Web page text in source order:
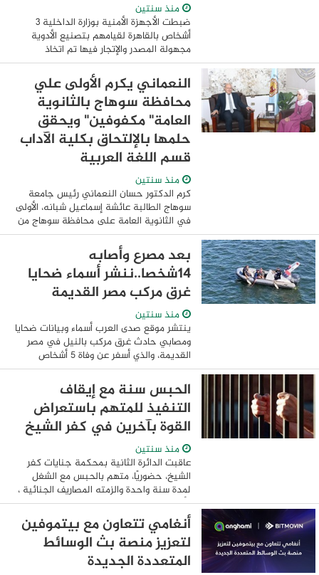
منذ سنتين
ضبطت الأجهزة الأمنية بوزارة الداخلية 3
أشخاص بالقاهرة لقيامهم بتصنيع الأدوية
مجهولة المصدر والإتجار فيها تم اتخاذ
الإجراءات القانونية اللازمة وتولت النيابة
التحقيق ورد بلاغاً لقسم شرطة ...
النعماني يكرم الأولى علي
محافظة سوهاج بالثانوية
العامة" مكفوفين" ويحقق
حلمها بالإلتحاق بكلية الآداب
قسم اللغة العربية
منذ سنتين
كرم الدكتور حسان النعماني رئيس جامعة
سوهاج الطالبة عائشة إسماعيل شبانه، الأولى
في الثانوية العامة على محافظة سوهاج من
طلاب مدرسة النور للمكفوفين الشعبة
الأدبية بمجموع 92%، بحضور الدكتور عماد
الصوينع ...
بعد مصرع وأصابه
14شخصا..ننشر أسماء ضحايا
غرق مركب مصر القديمة
منذ سنتين
ينتشر موقع صدى العرب أسماء وبيانات ضحايا
ومصابي حادث غرق مركب بالنيل في مصر
القديمة، والذي أسفر عن وفاة 5 أشخاص
وإصابة 9 آخرين، وتم نقلهم إلى المستشفى
لتلقي الرعاية الصحية اللازمة وأوضحت ...
الحبس سنة مع إيقاف
التنفيذ للمتهم باستعراض
القوة بآخرين في كفر الشيخ
منذ سنتين
عاقبت الدائرة الثانية بمحكمة جنايات كفر
الشيخ، حضوريًا، متهم بالحبس مع الشغل
لمدة سنة واحدة والزمته المصاريف الجنائية ،
وأمرت بإيقاف تنفيذ العقوبه المقضي بها
لمدة ثلاث سنوات بداية من تاريخ صدور
الحكم ...
أنغامي تتعاون مع بيتموفين
لتعزيز منصة بث الوسائط
المتعددة الجديدة